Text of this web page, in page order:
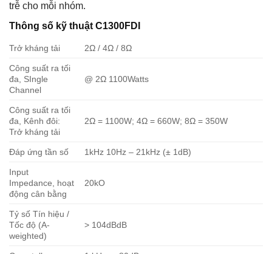
trễ cho mỗi nhóm.
Thông số kỹ thuật C1300FDI
Trở kháng tải 2Ω / 4Ω / 8Ω
Công suất ra tối
đa, SIngle
Channel
@ 2Ω 1100Watts
Công suất ra tối
đa, Kênh đôi:
Trở kháng tải
2Ω = 1100W; 4Ω = 660W; 8Ω = 350W
Đáp ứng tần số 1kHz 10Hz – 21kHz (± 1dB)
Input
Impedance, hoạt
động cân bằng
20kO
Tỷ số Tín hiệu /
Tốc độ (A-
weighted)
> 104dBdB